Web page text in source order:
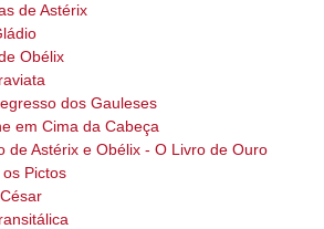
de Astérix
Obélix
dos Gauleses
em Cima da Cabeça
de Astérix e Obélix - O Livro de Ouro
Pictos